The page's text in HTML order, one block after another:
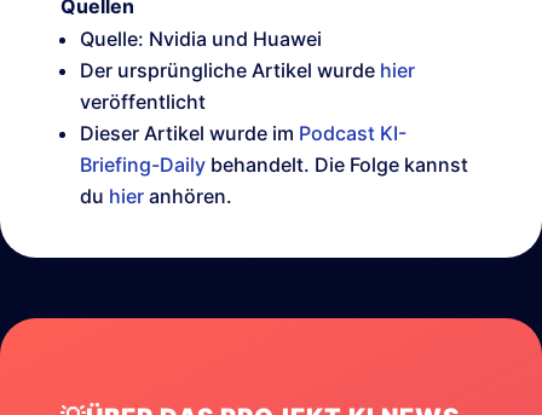
Quellen
Quelle: Nvidia und Huawei
Der ursprüngliche Artikel wurde hier
veröffentlicht
Dieser Artikel wurde im Podcast KI-
Briefing-Daily behandelt. Die Folge kannst
du hier anhören.